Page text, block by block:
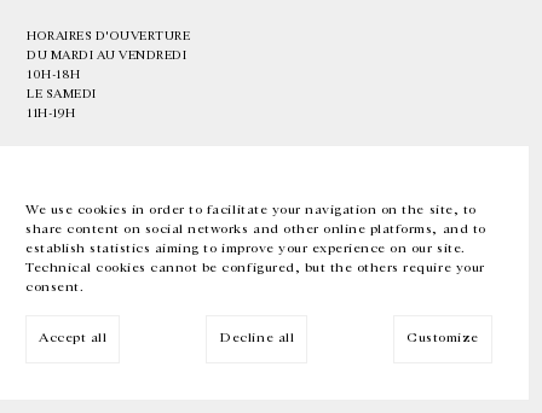
We use cookies in order to facilitate your navigation on the site, to
share content on social networks and other online platforms, and to
establish statistics aiming to improve your experience on our site.
Technical cookies cannot be configured, but the others require your
consent.
Accept all Decline all Customize
HORAIRES D'OUVERTURE
DU MARDI AU VENDREDI
10H-18H
LE SAMEDI
11H-19H
EN FR 中文 Facebook Instagram
Inscrivez-vous à notre newsletter